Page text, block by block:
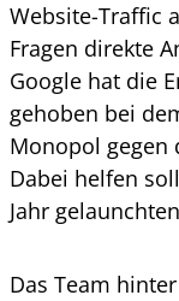
Website-Traffic
Fragen direkte
Google hat die
gehoben bei
Monopol gegen
Dabei helfen
Jahr gelaunchten
Das Team